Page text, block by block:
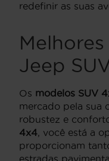
redefinir as suas
Jeep
Os modelos SUV
mercado pela sua
robustez e
4x4, você está a
proporcionam
estradas